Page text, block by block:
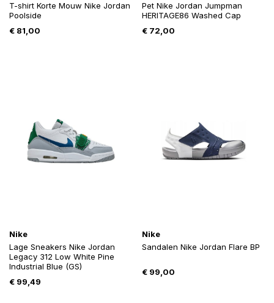
T-shirt Korte Mouw Nike Jordan
Poolside
€ 81,00
Pet Nike Jordan Jumpman
HERITAGE86 Washed Cap
€72,00
Nike
Lage Sneakers Nike Jordan
Legacy 312 Low White Pine
Industrial Blue (GS)
€ 99,49
Nike
Sandalen Nike Jordan Flare BP
€99,00